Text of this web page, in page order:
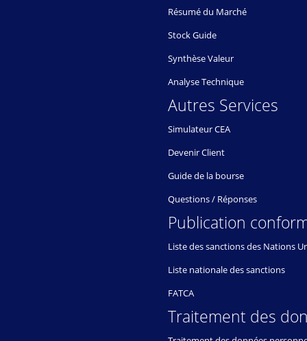
Résumé du Marché
Stock Guide
Synthèse Valeur
Analyse Technique
Autres Services
Simulateur CEA
Devenir Client
Guide de la bourse
Questions / Réponses
Publication
Liste des sanctions des Nations
Liste nationale des sanctions
FATCA
Traitement des